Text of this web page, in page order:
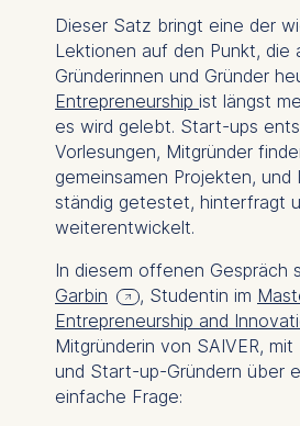
Dieser Satz bringt eine der
Lektionen auf den Punkt, die
Gründerinnen und Gründer
Entrepreneurship ist längst
es wird gelebt. Start-ups
Vorlesungen, Mitgründer
gemeinsamen Projekten, und
ständig getestet, hinterfragt
weiterentwickelt.
In diesem offenen Gespräch
Garbin
, Studentin im
Entrepreneurship and
Mitgründerin von SAIVER, mit
und Start-up-Gründern über
einfache Frage: